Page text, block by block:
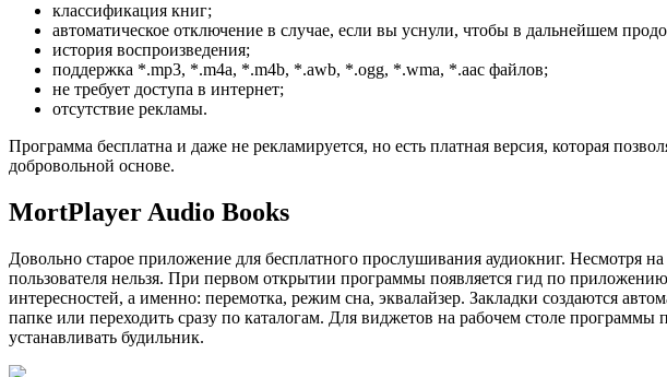
классификация книг;
автоматическое отключение в случае, если вы уснули, чтобы в дальнейшем
история воспроизведения;
поддержка *.mp3, *.m4a, *.m4b, *.awb, *.ogg, *.wma, *.aac файлов;
не требует доступа в интернет;
отсутствие рекламы.
Программа бесплатна и даже не рекламируется, но есть платная версия, которая
добровольной основе.
MortPlayer Audio Books
Довольно старое приложение для бесплатного прослушивания аудиокниг. Несмотря
пользователя нельзя. При первом открытии программы появляется гид по
интересностей, а именно: перемотка, режим сна, эквалайзер. Закладки создаются
папке или переходить сразу по каталогам. Для виджетов на рабочем столе
устанавливать будильник.